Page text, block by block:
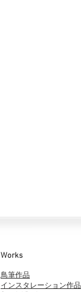
Works​
鳥筆作品
インスタレーション作品